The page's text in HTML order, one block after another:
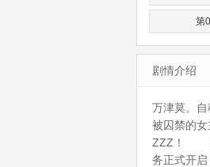
第
剧情介绍
万津莫。
被囚禁的
ZZZ！
务正式开启